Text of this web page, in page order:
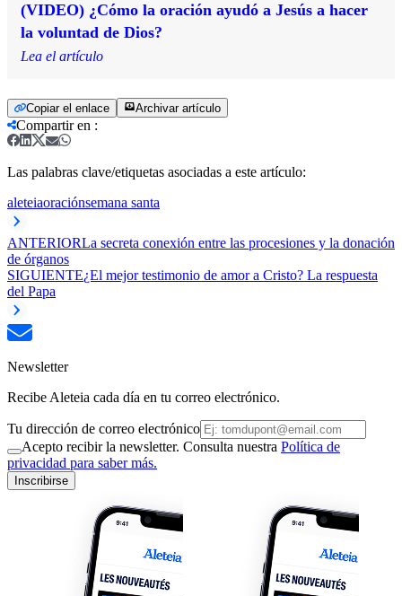
(VIDEO) ¿Cómo la oración ayudó a Jesús a hacer
la voluntad de Dios?
Lea el artículo
Copiar el enlace Archivar artículo
Compartir en :
Las palabras clave/etiquetas asociadas a este artículo:
aleteiaoraciónsemana santa
ANTERIORLa secreta conexión entre las procesiones y la donación
de órganos
SIGUIENTE¿El mejor testimonio de amor a Cristo? La respuesta
del Papa
Newsletter
Recibe Aleteia cada día en tu correo electrónico.
Tu dirección de correo electrónico
Acepto recibir la newsletter. Consulta nuestra Política de
privacidad para saber más.
Inscribirse